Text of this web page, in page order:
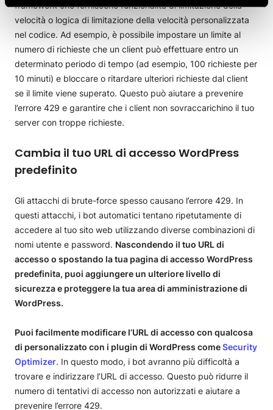
framework che forniscono funzionalità di limitazione della
velocità o logica di limitazione della velocità personalizzata
nel codice. Ad esempio, è possibile impostare un limite al
numero di richieste che un client può effettuare entro un
determinato periodo di tempo (ad esempio, 100 richieste per
10 minuti) e bloccare o ritardare ulteriori richieste dal client
se il limite viene superato. Questo può aiutare a prevenire
l’errore 429 e garantire che i client non sovraccarichino il tuo
server con troppe richieste.
Cambia il tuo URL di accesso WordPress
predefinito
Gli attacchi di brute-force spesso causano l’errore 429. In
questi attacchi, i bot automatici tentano ripetutamente di
accedere al tuo sito web utilizzando diverse combinazioni di
nomi utente e password. Nascondendo il tuo URL di
accesso o spostando la tua pagina di accesso WordPress
predefinita, puoi aggiungere un ulteriore livello di
sicurezza e proteggere la tua area di amministrazione di
WordPress.
Puoi facilmente modificare l’URL di accesso con qualcosa
di personalizzato con i plugin di WordPress comeSecurity
Optimizer. In questo modo, i bot avranno più difficoltà a
trovare e indirizzare l’URL di accesso. Questo può ridurre il
numero di tentativi di accesso non autorizzati e aiutare a
prevenire l’errore 429.